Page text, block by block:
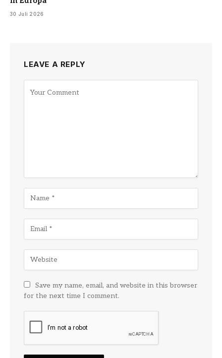
30 Juli 2026
LEAVE A REPLY
Save my name, email, and website in this browser
for the next time I comment.